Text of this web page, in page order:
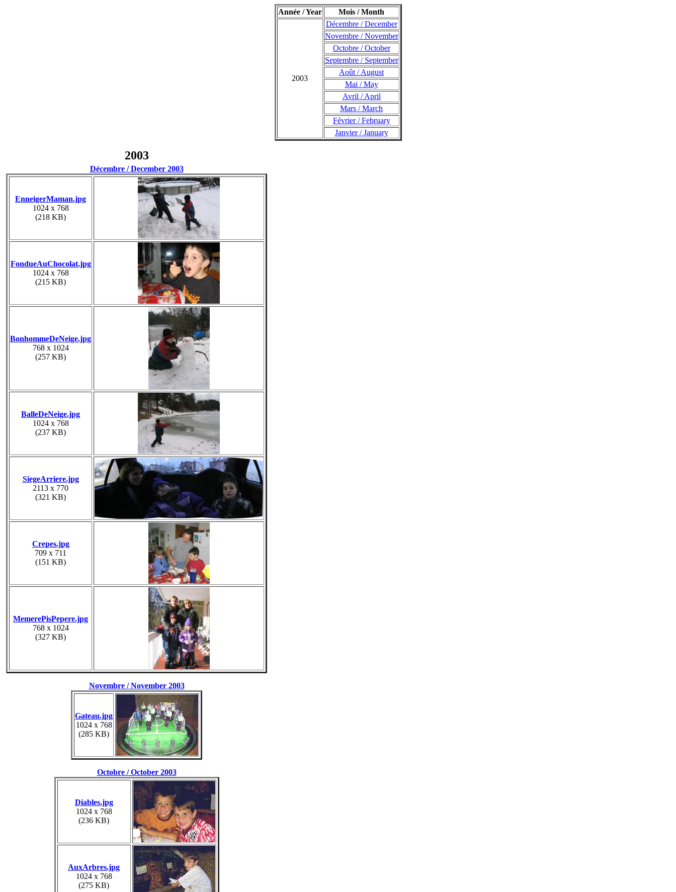
Année / Year Mois / Month
2003
Décembre / December
Novembre / November
Octobre / October
Septembre / September
Août / August
Mai / May
Avril / April
Mars / March
Février / February
Janvier / January
2003
Décembre / December 2003
EnneigerMaman.jpg
1024 x 768
(218 KB)
FondueAuChocolat.jpg
1024 x 768
(215 KB)
BonhommeDeNeige.jpg
768 x 1024
(257 KB)
BalleDeNeige.jpg
1024 x 768
(237 KB)
SiegeArriere.jpg
2113 x 770
(321 KB)
Crepes.jpg
709 x 711
(151 KB)
MemerePisPepere.jpg
768 x 1024
(327 KB)
Novembre / November 2003
Gateau.jpg
1024 x 768
(285 KB)
Octobre / October 2003
Diables.jpg
1024 x 768
(236 KB)
AuxArbres.jpg
1024 x 768
(275 KB)